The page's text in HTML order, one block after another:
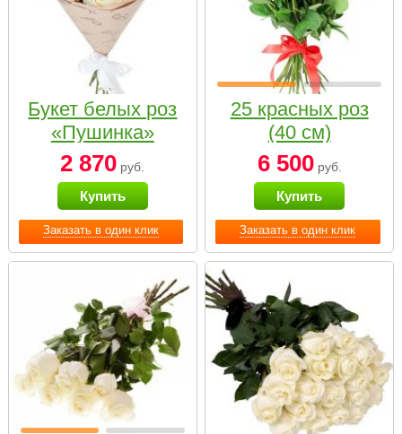
Заказать в один клик
Букет белых роз
«Пушинка»
2 870 руб.
Купить
Заказать в один клик
25 красных роз
(40 см)
6 500руб.
Купить